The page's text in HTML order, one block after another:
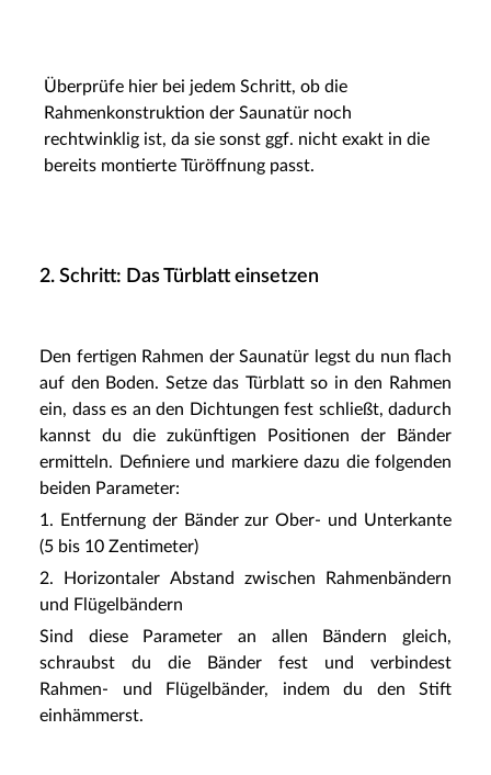
Überprüfe hier bei jedem Schritt, ob die
Rahmenkonstruktion der Saunatür noch
rechtwinklig ist, da sie sonst ggf. nicht exakt in die
bereits montierte Türöffnung passt.
2. Schritt: Das Türblatt einsetzen
Den fertigen Rahmen der Saunatür legst du nun flach
auf den Boden. Setze das Türblatt so in den Rahmen
ein, dass es an den Dichtungen fest schließt, dadurch
kannst du die zukünftigen Positionen der Bänder
ermitteln. Definiere und markiere dazu die folgenden
beiden Parameter:
1. Entfernung der Bänder zur Ober- und Unterkante
(5 bis 10 Zentimeter)
2. Horizontaler Abstand zwischen Rahmenbändern
und Flügelbändern
Sind diese Parameter an allen Bändern gleich,
schraubst du die Bänder fest und verbindest
Rahmen- und Flügelbänder, indem du den Stift
einhämmerst.